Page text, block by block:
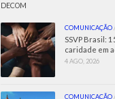
DECOM
COMUNICAÇÃO/
SSVP Brasil:
caridade em
4 AGO, 2026
COMUNICAÇÃO/